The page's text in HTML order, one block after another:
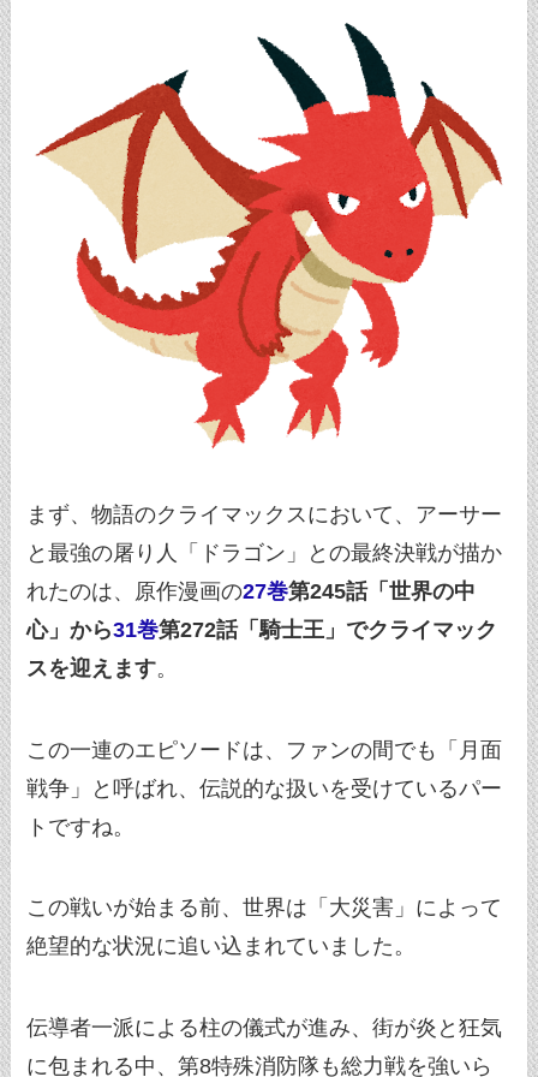
まず、物語のクライマックスにおいて、アーサー
と最強の屠り人「ドラゴン」との最終決戦が描か
れたのは、原作漫画の27巻第245話「世界の中
心」から31巻第272話「騎士王」でクライマック
スを迎えます。
この一連のエピソードは、ファンの間でも「月面
戦争」と呼ばれ、伝説的な扱いを受けているパー
トですね。
この戦いが始まる前、世界は「大災害」によって
絶望的な状況に追い込まれていました。
伝導者一派による柱の儀式が進み、街が炎と狂気
に包まれる中、第8特殊消防隊も総力戦を強いら